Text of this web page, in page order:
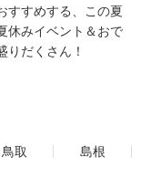
すすめする、この夏
休みイベント＆おで
りだくさん！
鳥取 島根